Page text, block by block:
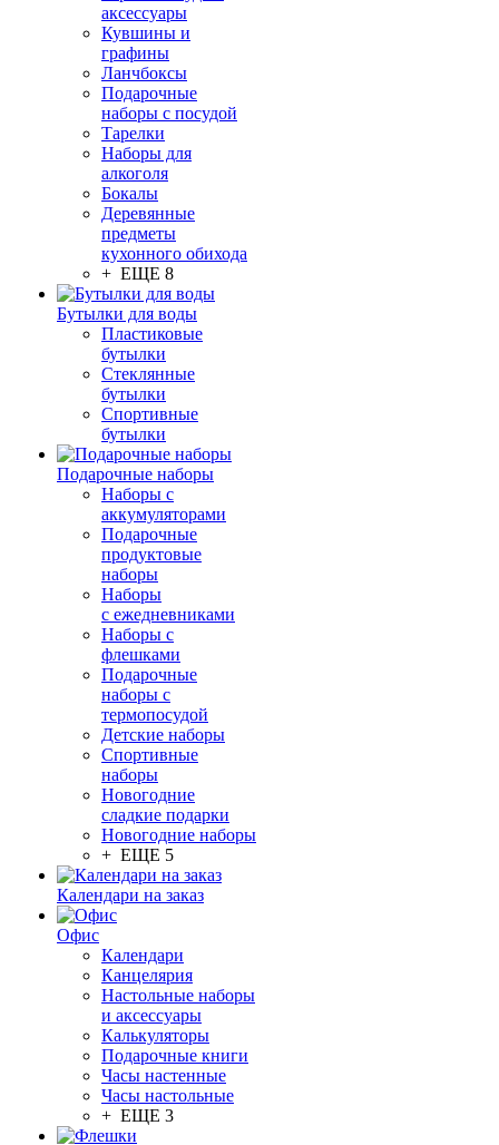
аксессуары
Кувшины и
графины
Ланчбоксы
Подарочные
наборы с посудой
Тарелки
Наборы для
алкоголя
Бокалы
Деревянные
предметы
кухонного обихода
+ ЕЩЕ 8
Бутылки для воды
Пластиковые
бутылки
Стеклянные
бутылки
Спортивные
бутылки
Подарочные наборы
Наборы с
аккумуляторами
Подарочные
продуктовые
наборы
Наборы
с ежедневниками
Наборы с
флешками
Подарочные
наборы с
термопосудой
Детские наборы
Спортивные
наборы
Новогодние
сладкие подарки
Новогодние наборы
+ ЕЩЕ 5
Календари на заказ
Офис
Календари
Канцелярия
Настольные наборы
и аксессуары
Калькуляторы
Подарочные книги
Часы настенные
Часы настольные
+ ЕЩЕ 3